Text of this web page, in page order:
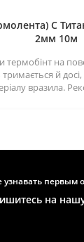
С
2мм 10м
термобінт на
й досі,
вразила.
узнавать первым
на